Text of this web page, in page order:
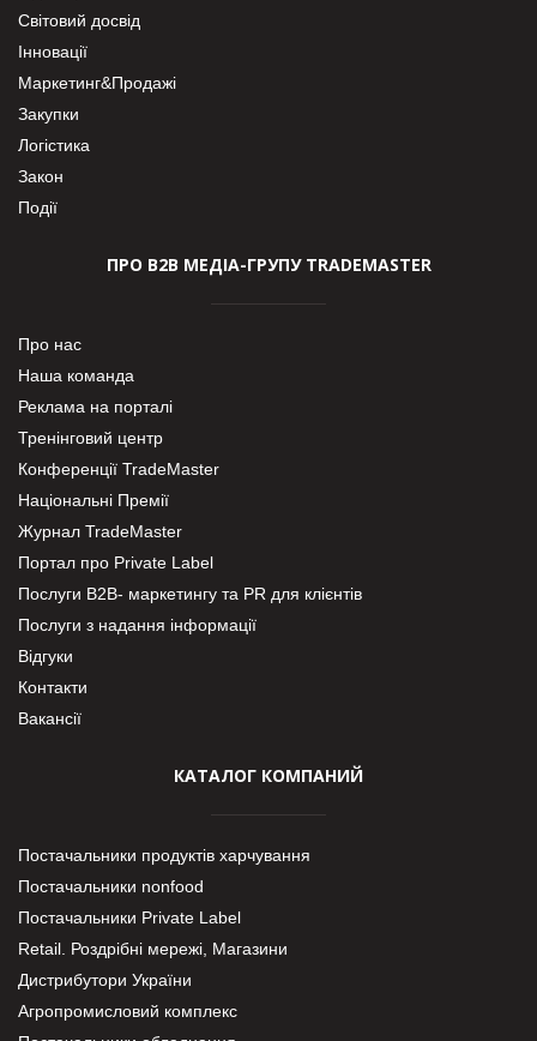
Світовий досвід
Інновації
Маркетинг&Продажі
Закупки
Логістика
Закон
Події
ПРО В2В МЕДІА-ГРУПУ TRADEMASTER
Про нас
Наша команда
Реклама на порталі
Тренінговий центр
Конференції TradeMaster
Національні Премії
Журнал TradeMaster
Портал про Private Label
Послуги В2В- маркетингу та PR для клієнтів
Послуги з надання інформації
Відгуки
Контакти
Вакансії
КАТАЛОГ КОМПАНИЙ
Постачальники продуктів харчування
Постачальники nonfood
Постачальники Private Label
Retail. Роздрібні мережі, Магазини
Дистрибутори України
Агропромисловий комплекс